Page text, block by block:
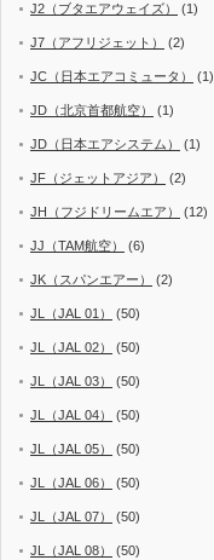
J2（ブタエアウェイズ） (1)
J7（アフリジェット） (2)
JC（日本エアコミュータ） (1)
JD（北京首都航空） (1)
JD（日本エアシステム） (1)
JF（ジェットアジア） (2)
JH（フジドリームエア） (12)
JJ（TAM航空） (6)
JK（スパンエアー） (2)
JL（JAL 01） (50)
JL（JAL 02） (50)
JL（JAL 03） (50)
JL（JAL 04） (50)
JL（JAL 05） (50)
JL（JAL 06） (50)
JL（JAL 07） (50)
JL（JAL 08） (50)